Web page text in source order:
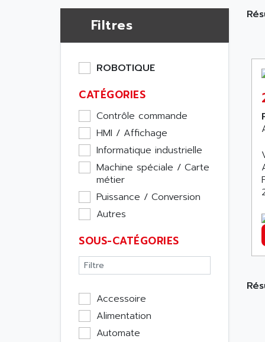
Filtres
ROBOTIQUE
CATÉGORIES
Contrôle commande
HMI / Affichage
Informatique industrielle
Machine spéciale / Carte
métier
Puissance / Conversion
Autres
SOUS-CATÉGORIES
Accessoire
Alimentation
Automate